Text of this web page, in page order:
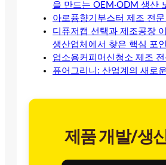
을 만드는 OEM·ODM 생산
아로퓸향기부스터 제조 전문
디퓨저캡 선택과 제조공장
생산업체에서 찾은 핵심 포
업소용커피머신청소 제조
퓨어그리니: 산업계의 새로
제품 개발/생